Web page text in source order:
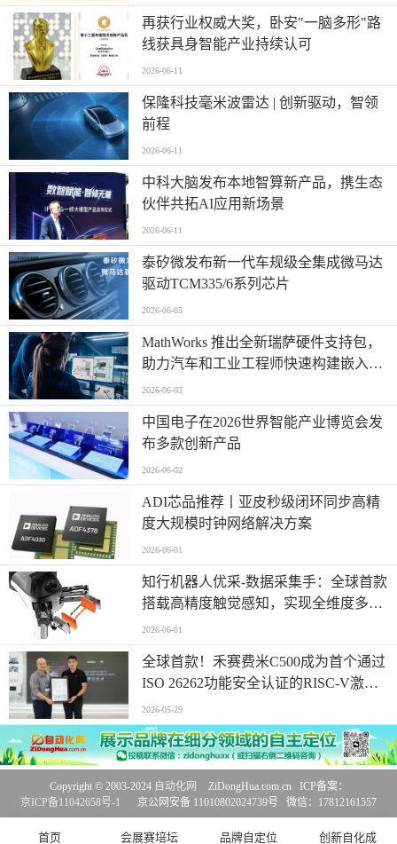
再获行业权威大奖，卧安"一脑多形"路
线获具身智能产业持续认可
2026-06-11
保隆科技毫米波雷达 | 创新驱动，智领
前程
2026-06-11
中科大脑发布本地智算新产品，携生态
伙伴共拓AI应用新场景
2026-06-11
泰矽微发布新一代车规级全集成微马达
驱动TCM335/6系列芯片
2026-06-05
MathWorks 推出全新瑞萨硬件支持包，
助力汽车和工业工程师快速构建嵌入式
系统原型
2026-06-03
中国电子在2026世界智能产业博览会发
布多款创新产品
2026-06-02
ADI芯品推荐丨亚皮秒级闭环同步高精
度大规模时钟网络解决方案
2026-06-01
知行机器人优采-数据采集手：全球首款
搭载高精度触觉感知，实现全维度多模
态同步采集
2026-06-01
全球首款！禾赛费米C500成为首个通过
ISO 26262功能安全认证的RISC-V激光
雷达主控芯片
2026-05-29
首页 会展赛培坛 品牌自定位 创新自化成
Copyright © 2003-2024 自动化网
ZiDongHua.com.cn ICP备案：
京ICP备11042658号-1
京公网安备 11010802024739号 微信：17812161557